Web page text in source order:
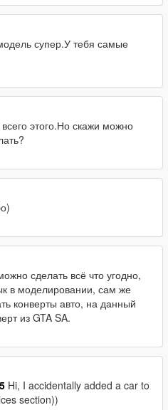
супер.У тебя самые
этого.Но скажи можно
сделать всё что угодно,
в моделировании, сам же
конверты авто, на данный
из GTA SA.
Hi, I accidentally added a car to
section))